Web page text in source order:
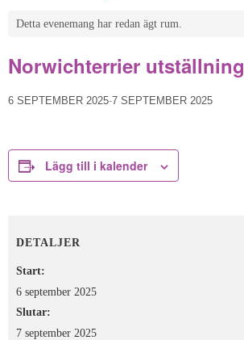
Detta evenemang har redan ägt rum.
Norwichterrier utställning
6 SEPTEMBER 2025-7 SEPTEMBER 2025
Lägg till i kalender
DETALJER
Start:
6 september 2025
Slutar:
7 september 2025